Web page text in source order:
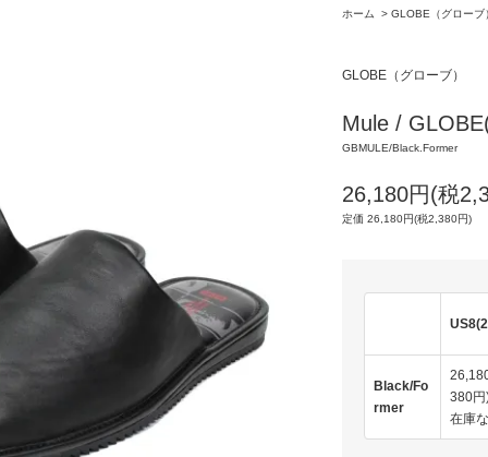
ホーム > GLOBE（グローブ
GLOBE（グローブ）
Mule /
GBMULE/Black.Former
26,180円(税
定価 26,180円(税2,380円)
Black/Fo
rmer
380円
在庫